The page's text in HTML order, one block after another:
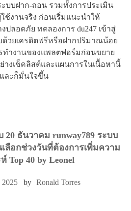
บบฝาก-ถอน รวมทั้งการประเมิน
ช้งานจริง ก่อนเริ่มแนะนำให้
ปลอดภัย ทดลองการ du247 เข้าสู่
วยเครดิตฟรีหรือฝากปริมาณน้อย
ำงานของแพลตฟอร์มก่อนขยาย
งเช็คลิสต์และแผนการในเนื้อหานี้
ละก็มั่นใจขึ้น
20 ธันวาคม runway789 ระบบ
อกช่วงวันที่ต้องการเพิ่มความ
Top 40 by Leonel
by Ronald Torres